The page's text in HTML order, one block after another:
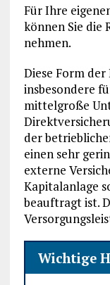
Für Ihre
können Sie die
nehmen.
Diese Form
insbesondere
mittelgroße
der
einen sehr
externe
Kapitalanlage
beauftragt ist.
Wichtige